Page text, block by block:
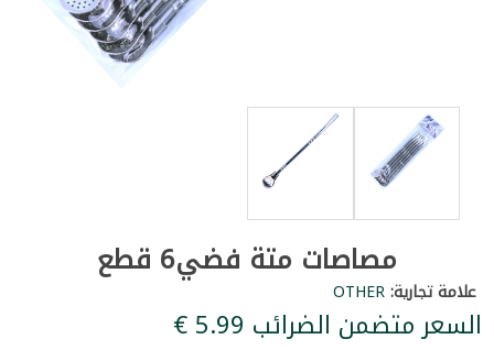
مصاصات متة فضي6 قطع
علامة تجارية:OTHER
السعر متضمن الضرائب ‏5.99 €